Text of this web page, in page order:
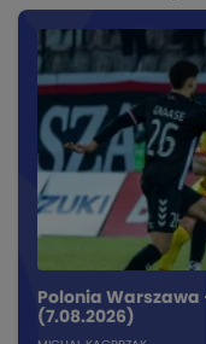
Polonia Warszawa
(7.08.2026)